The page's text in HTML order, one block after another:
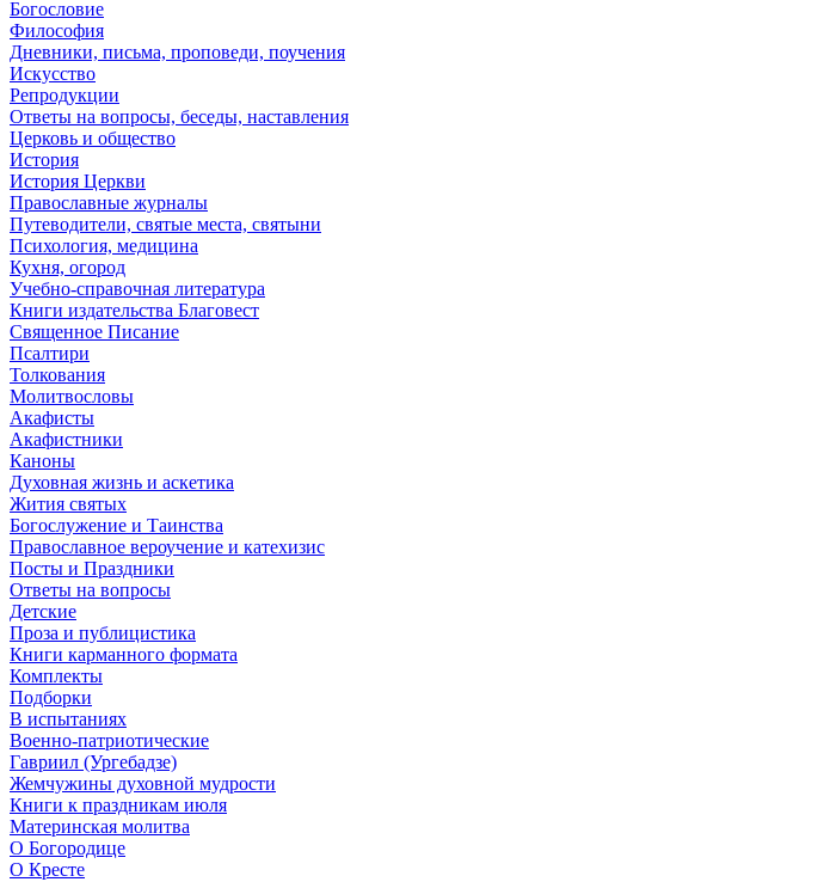
Богословие
Философия
Дневники, письма, проповеди, поучения
Искусство
Репродукции
Ответы на вопросы, беседы, наставления
Церковь и общество
История
История Церкви
Православные журналы
Путеводители, святые места, святыни
Психология, медицина
Кухня, огород
Учебно-справочная литература
Книги издательства Благовест
Священное Писание
Псалтири
Толкования
Молитвословы
Акафисты
Акафистники
Каноны
Духовная жизнь и аскетика
Жития святых
Богослужение и Таинства
Православное вероучение и катехизис
Посты и Праздники
Ответы на вопросы
Детские
Проза и публицистика
Книги карманного формата
Комплекты
Подборки
В испытаниях
Военно-патриотические
Гавриил (Ургебадзе)
Жемчужины духовной мудрости
Книги к праздникам июля
Материнская молитва
О Богородице
О Кресте